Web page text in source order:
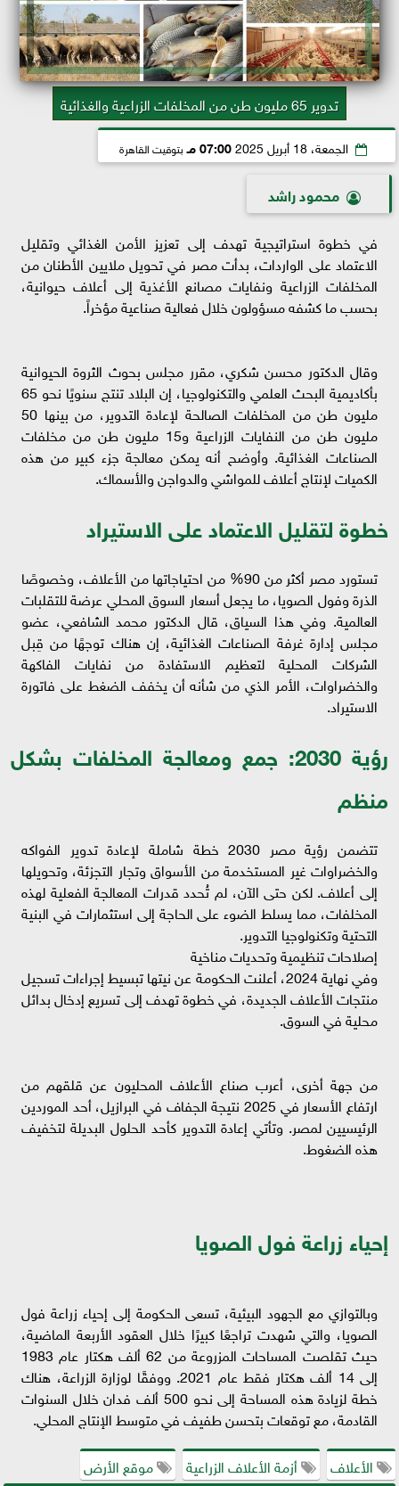
تدوير 65 مليون طن من المخلفات الزراعية والغذائية
الجمعة، 18 أبريل 2025 07:00 مـ بتوقيت القاهرة
محمود راشد
في خطوة استراتيجية تهدف إلى تعزيز الأمن الغذائي وتقليل
الاعتماد على الواردات، بدأت مصر في تحويل ملايين الأطنان من
المخلفات الزراعية ونفايات مصانع الأغذية إلى أعلاف حيوانية،
بحسب ما كشفه مسؤولون خلال فعالية صناعية مؤخراً.
وقال الدكتور محسن شكري، مقرر مجلس بحوث الثروة الحيوانية
بأكاديمية البحث العلمي والتكنولوجيا، إن البلاد تنتج سنويًا نحو 65
مليون طن من المخلفات الصالحة لإعادة التدوير، من بينها 50
مليون طن من النفايات الزراعية و15 مليون طن من مخلفات
الصناعات الغذائية. وأوضح أنه يمكن معالجة جزء كبير من هذه
الكميات لإنتاج أعلاف للمواشي والدواجن والأسماك.
خطوة لتقليل الاعتماد على الاستيراد
تستورد مصر أكثر من 90% من احتياجاتها من الأعلاف، وخصوصًا
الذرة وفول الصويا، ما يجعل أسعار السوق المحلي عرضة للتقلبات
العالمية. وفي هذا السياق، قال الدكتور محمد الشافعي، عضو
مجلس إدارة غرفة الصناعات الغذائية، إن هناك توجهًا من قِبل
الشركات المحلية لتعظيم الاستفادة من نفايات الفاكهة
والخضراوات، الأمر الذي من شأنه أن يخفف الضغط على فاتورة
الاستيراد.
رؤية 2030: جمع ومعالجة المخلفات بشكل
منظم
تتضمن رؤية مصر 2030 خطة شاملة لإعادة تدوير الفواكه
والخضراوات غير المستخدمة من الأسواق وتجار التجزئة، وتحويلها
إلى أعلاف. لكن حتى الآن، لم تُحدد قدرات المعالجة الفعلية لهذه
المخلفات، مما يسلط الضوء على الحاجة إلى استثمارات في البنية
التحتية وتكنولوجيا التدوير.
إصلاحات تنظيمية وتحديات مناخية
وفي نهاية 2024، أعلنت الحكومة عن نيتها تبسيط إجراءات تسجيل
منتجات الأعلاف الجديدة، في خطوة تهدف إلى تسريع إدخال بدائل
محلية في السوق.
من جهة أخرى، أعرب صناع الأعلاف المحليون عن قلقهم من
ارتفاع الأسعار في 2025 نتيجة الجفاف في البرازيل، أحد الموردين
الرئيسيين لمصر. وتأتي إعادة التدوير كأحد الحلول البديلة لتخفيف
هذه الضغوط.
إحياء زراعة فول الصويا
وبالتوازي مع الجهود البيئية، تسعى الحكومة إلى إحياء زراعة فول
الصويا، والتي شهدت تراجعًا كبيرًا خلال العقود الأربعة الماضية،
حيث تقلصت المساحات المزروعة من 62 ألف هكتار عام 1983
إلى 14 ألف هكتار فقط عام 2021. ووفقًا لوزارة الزراعة، هناك
خطة لزيادة هذه المساحة إلى نحو 500 ألف فدان خلال السنوات
القادمة، مع توقعات بتحسن طفيف في متوسط الإنتاج المحلي.
الأعلاف
أزمة الأعلاف الزراعية
موقع الأرض